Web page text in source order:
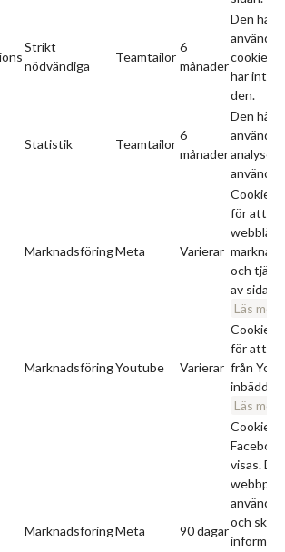
Strikt
nödvändiga
Teamtailor
6
månader
Den här
används
cookie-
har
den.
Statistik Teamtailor
6
månader
Den här
används
MarknadsföringMeta Varierar
Cookies
för att
och
av sidan
Läs mer
MarknadsföringYoutube Varierar
Cookies
för att
från
Läs mer
MarknadsföringMeta 90 dagar
Cookien
visas.
och